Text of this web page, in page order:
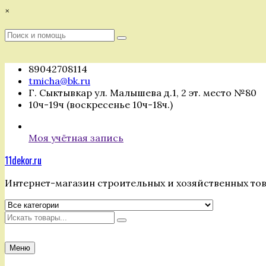
Перейти
содержимому
×
Поиск
Поиск
89042708114
tmicha@bk.ru
Г. Сыктывкар ул. Малышева д.1, 2 эт. место №80
10ч-19ч (воскресенье 10ч-18ч.)
Моя учётная запись
11dekor.ru
Интернет-магазин строительных и хозяйственных
Искать
Меню